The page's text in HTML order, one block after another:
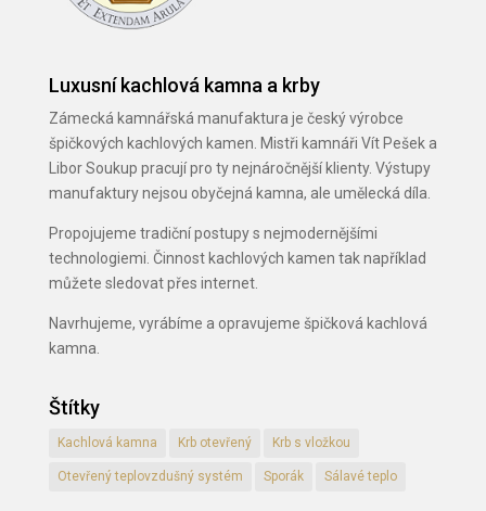
Luxusní kachlová kamna a krby
Zámecká kamnářská manufaktura je český výrobce
špičkových kachlových kamen. Mistři kamnáři Vít Pešek a
Libor Soukup pracují pro ty nejnáročnější klienty. Výstupy
manufaktury nejsou obyčejná kamna, ale umělecká díla.
Propojujeme tradiční postupy s nejmodernějšími
technologiemi. Činnost kachlových kamen tak například
můžete sledovat přes internet.
Navrhujeme, vyrábíme a opravujeme špičková kachlová
kamna.
Štítky
Kachlová kamna Krb otevřený Krb s vložkou
Otevřený teplovzdušný systém Sporák Sálavé teplo